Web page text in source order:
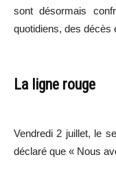
sont désormais
quotidiens, des décès
La ligne rouge
Vendredi 2 juillet, le
déclaré que « Nous